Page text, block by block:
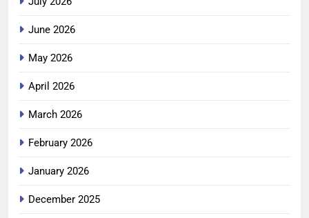
June 2026
May 2026
April 2026
March 2026
February 2026
January 2026
December 2025